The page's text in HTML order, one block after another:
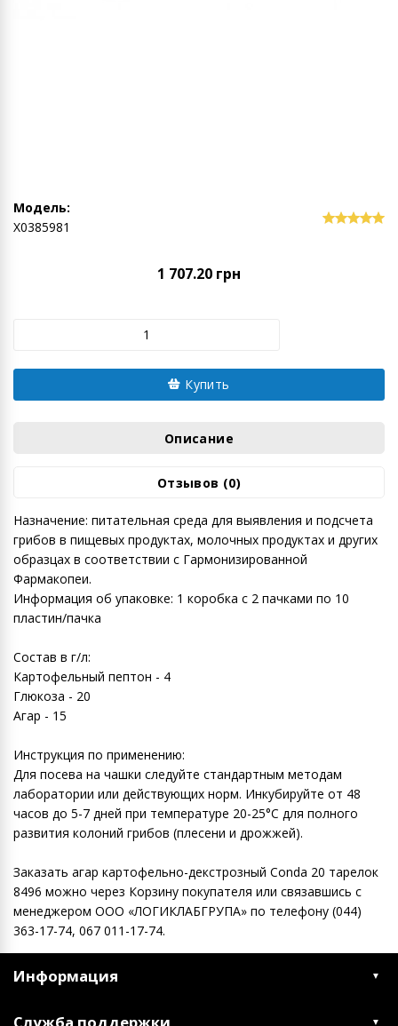
Модель:
Х0385981
1 707.20 грн
Купить
Описание
Отзывов (0)
Назначение: питательная среда для выявления и подсчета
грибов в пищевых продуктах, молочных продуктах и других
образцах в соответствии с Гармонизированной
Фармакопеи.
Информация об упаковке: 1 коробка с 2 пачками по 10
пластин/пачка
Состав в г/л:
Картофельный пептон - 4
Глюкоза - 20
Агар - 15
Инструкция по применению:
Для посева на чашки следуйте стандартным методам
лаборатории или действующих норм. Инкубируйте от 48
часов до 5-7 дней при температуре 20-25°C для полного
развития колоний грибов (плесени и дрожжей).
Заказать агар картофельно-декстрозный Conda 20 тарелок
8496 можно через Корзину покупателя или связавшись с
менеджером ООО «ЛОГИКЛАБГРУПА» по телефону (044)
363-17-74, 067 011-17-74.
Информация
Служба поддержки